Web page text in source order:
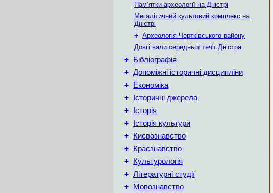
Пам’ятки археології на Дністрі
Мегалітичний культовий комплекс на
Дністрі
+ Археологія Чортківського району
Довгі вали середньої течії Дністра
+ Бібліографія
+ Допоміжні історичні дисципліни
+ Економіка
+ Історичні джерела
+ Історія
+ Історія культури
+ Києвознавство
+ Краєзнавство
+ Культурологія
+ Літературні студії
+ Мовознавство